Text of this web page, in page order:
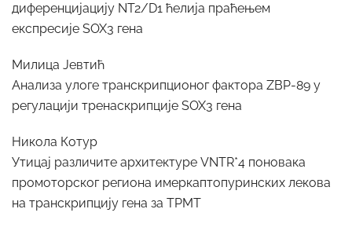
диференцијацију NT2/D1 ћелија праћењем
експресије SOX3 гена
Милица Јевтић
Анализа улоге транскрипционог фактора ZBP-89 у
регулацији тренаскрипције SOX3 гена
Никола Котур
Утицај различите архитектуре VNTR*4 поновака
промоторског региона имеркаптопуринских лекова
на транскрипцију гена за TPMT